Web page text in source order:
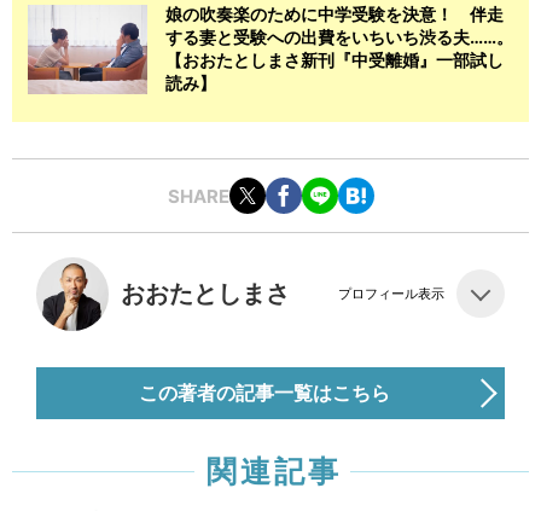
娘の吹奏楽のために中学受験を決意！ 伴走
する妻と受験への出費をいちいち渋る夫……。
【おおたとしまさ新刊『中受離婚』一部試し
読み】
SHARE
おおたとしまさ プロフィール表示
この著者の記事一覧はこちら
関連記事